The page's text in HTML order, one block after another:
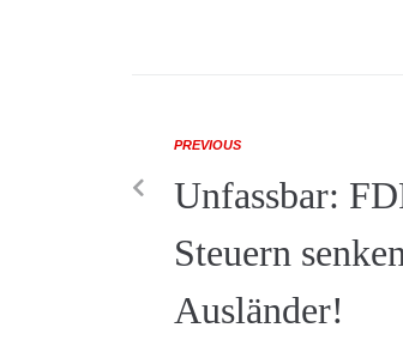
PREVIOUS
Unfassbar:
Steuern
Ausländer!